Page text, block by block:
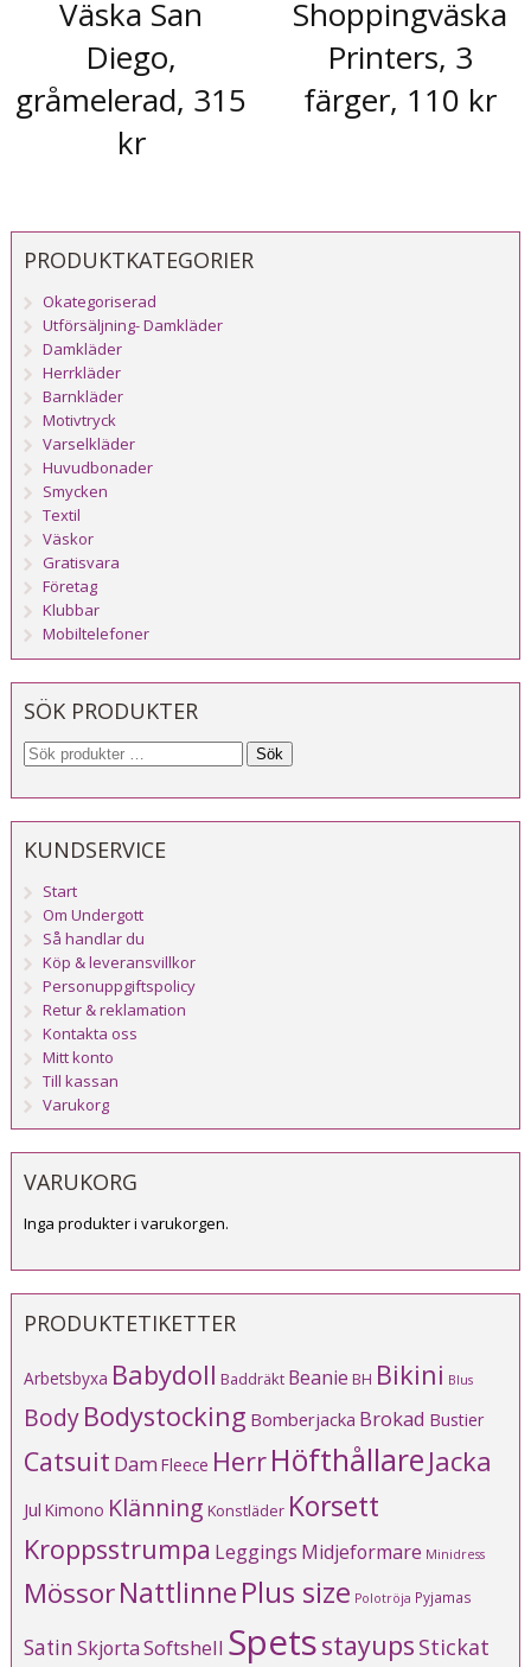
Väska San
Diego,
gråmelerad, 315
kr
Shoppingväska
Printers, 3
färger, 110 kr
PRODUKTKATEGORIER
Okategoriserad
Utförsäljning- Damkläder
Damkläder
Herrkläder
Barnkläder
Motivtryck
Varselkläder
Huvudbonader
Smycken
Textil
Väskor
Gratisvara
Företag
Klubbar
Mobiltelefoner
SÖK PRODUKTER
Sök
KUNDSERVICE
Start
Om Undergott
Så handlar du
Köp & leveransvillkor
Personuppgiftspolicy
Retur & reklamation
Kontakta oss
Mitt konto
Till kassan
Varukorg
VARUKORG
Inga produkter i varukorgen.
PRODUKTETIKETTER
Arbetsbyxa Babydoll Baddräkt Beanie BH Bikini Blus
BodyBodystocking Bomberjacka Brokad Bustier
Catsuit Dam Fleece HerrHöfthållare Jacka
Jul Kimono Klänning Konstläder Korsett
Kroppsstrumpa Leggings Midjeformare Minidress
MössorNattlinnePlus size Polotröja Pyjamas
SatinSkjortaSoftshell Spetsstayups Stickat